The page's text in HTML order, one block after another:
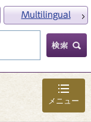
メニュー
Multilingual